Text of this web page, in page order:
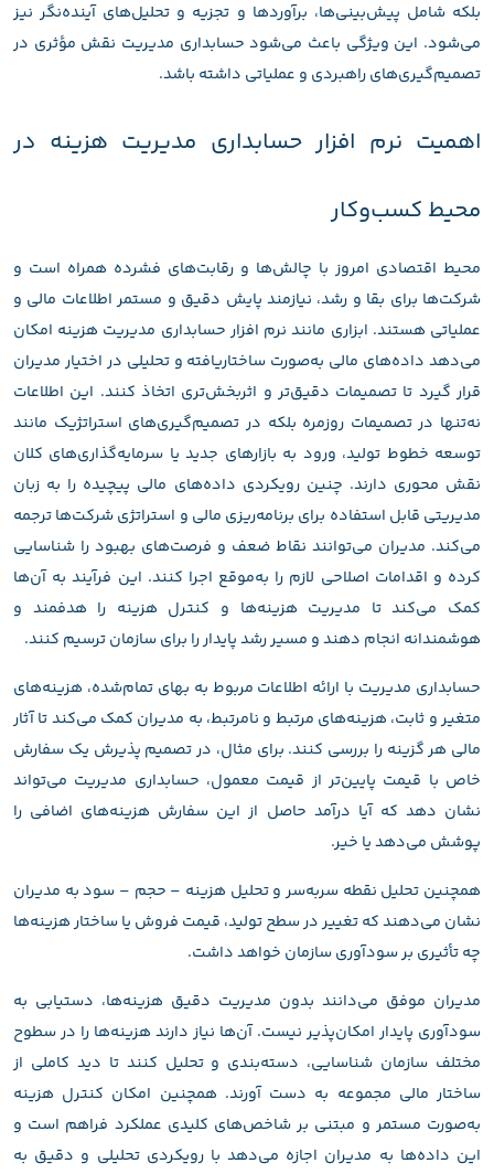
بلکه شامل پیش‌بینی‌ها، برآوردها و تجزیه و تحلیل‌های آینده‌نگر نیز
می‌شود. این ویژگی باعث می‌شود حسابداری مدیریت نقش مؤثری در
تصمیم‌گیری‌های راهبردی و عملیاتی داشته باشد.
اهمیت نرم افزار حسابداری مدیریت هزینه در
محیط کسب‌وکار
محیط اقتصادی امروز با چالش‌ها و رقابت‌های فشرده همراه است و
شرکت‌ها برای بقا و رشد، نیازمند پایش دقیق و مستمر اطلاعات مالی و
عملیاتی هستند. ابزاری مانند نرم افزار حسابداری مدیریت هزینه امکان
می‌دهد داده‌های مالی به‌صورت ساختاریافته و تحلیلی در اختیار مدیران
قرار گیرد تا تصمیمات دقیق‌تر و اثربخش‌تری اتخاذ کنند. این اطلاعات
نه‌تنها در تصمیمات روزمره بلکه در تصمیم‌گیری‌های استراتژیک مانند
توسعه خطوط تولید، ورود به بازارهای جدید یا سرمایه‌گذاری‌های کلان
نقش محوری دارند. چنین رویکردی داده‌های مالی پیچیده را به زبان
مدیریتی قابل استفاده برای برنامه‌ریزی مالی و استراتژی شرکت‌ها ترجمه
می‌کند. مدیران می‌توانند نقاط ضعف و فرصت‌های بهبود را شناسایی
کرده و اقدامات اصلاحی لازم را به‌موقع اجرا کنند. این فرآیند به آن‌ها
کمک می‌کند تا مدیریت هزینه‌ها و کنترل هزینه را هدفمند و
هوشمندانه انجام دهند و مسیر رشد پایدار را برای سازمان ترسیم کنند.
حسابداری مدیریت با ارائه اطلاعات مربوط به بهای تمام‌شده، هزینه‌های
متغیر و ثابت، هزینه‌های مرتبط و نامرتبط، به مدیران کمک می‌کند تا آثار
مالی هر گزینه را بررسی کنند. برای مثال، در تصمیم پذیرش یک سفارش
خاص با قیمت پایین‌تر از قیمت معمول، حسابداری مدیریت می‌تواند
نشان دهد که آیا درآمد حاصل از این سفارش هزینه‌های اضافی را
پوشش می‌دهد یا خیر.
همچنین تحلیل نقطه سربه‌سر و تحلیل هزینه – حجم – سود به مدیران
نشان می‌دهند که تغییر در سطح تولید، قیمت فروش یا ساختار هزینه‌ها
چه تأثیری بر سودآوری سازمان خواهد داشت.
مدیران موفق می‌دانند بدون مدیریت دقیق هزینه‌ها، دستیابی به
سودآوری پایدار امکان‌پذیر نیست. آن‌ها نیاز دارند هزینه‌ها را در سطوح
مختلف سازمان شناسایی، دسته‌بندی و تحلیل کنند تا دید کاملی از
ساختار مالی مجموعه به دست آورند. همچنین امکان کنترل هزینه
به‌صورت مستمر و مبتنی بر شاخص‌های کلیدی عملکرد فراهم است و
این داده‌ها به مدیران اجازه می‌دهد با رویکردی تحلیلی و دقیق به